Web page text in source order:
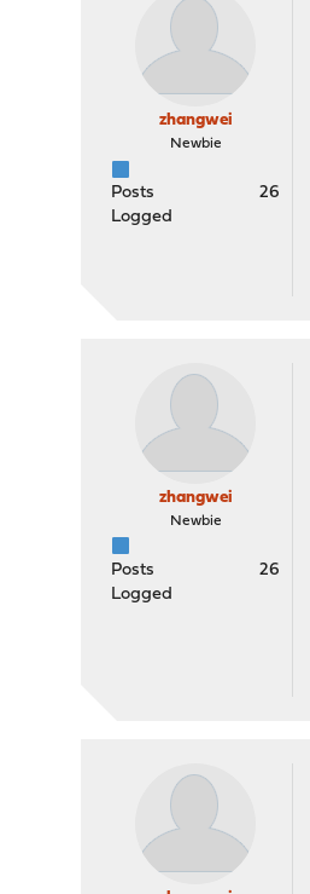
zhangwei
Newbie
Posts
26
Logged
zhangwei
Newbie
Posts
26
Logged